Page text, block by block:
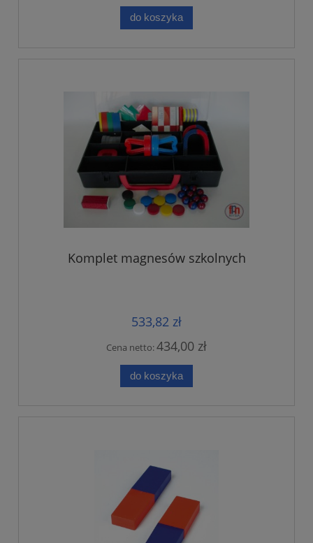
do koszyka
Komplet magnesów szkolnych
533,82 zł
Cena netto:434,00 zł
do koszyka